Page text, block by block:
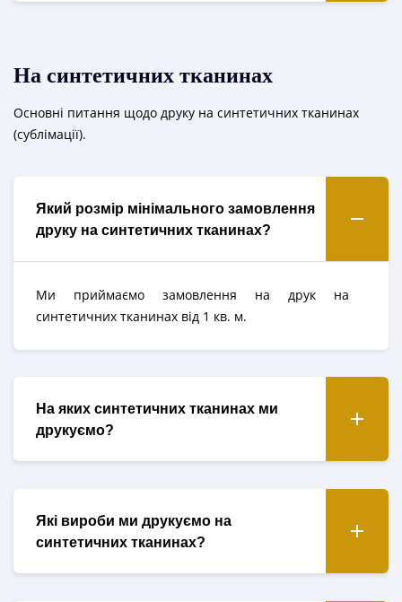
На синтетичних тканинах
Основні питання щодо друку на синтетичних тканинах
(сублімації).
Який розмір мінімального замовлення
друку на синтетичних тканинах?
Ми приймаємо замовлення на друк на
синтетичних тканинах від 1 кв. м.
На яких синтетичних тканинах ми
друкуємо?
Які вироби ми друкуємо на
синтетичних тканинах?